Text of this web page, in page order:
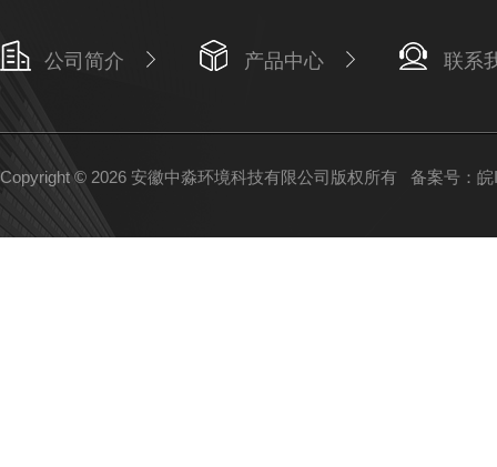
公司简介 产品中心 联系
Copyright © 2026 安徽中淼环境科技有限公司版权所有 备案号：